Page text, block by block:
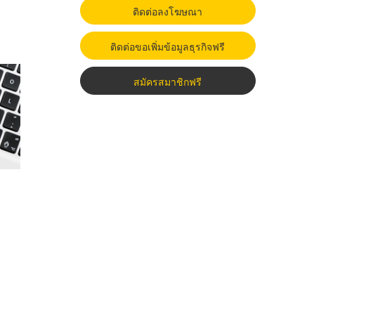
ติดต่อลงโฆษณา
ติดต่อขอเพิ่มข้อมูลธุรกิจฟรี
สมัครสมาชิกฟรี